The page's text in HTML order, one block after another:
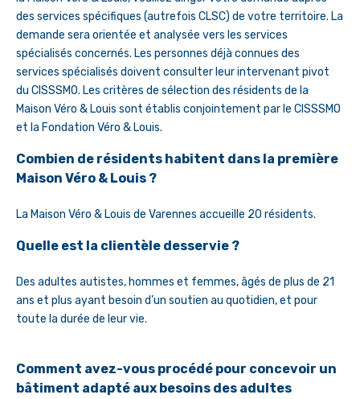
des services spécifiques (autrefois CLSC) de votre territoire. La
demande sera orientée et analysée vers les services
spécialisés concernés. Les personnes déjà connues des
services spécialisés doivent consulter leur intervenant pivot
du CISSSMO. Les critères de sélection des résidents de la
Maison Véro & Louis sont établis conjointement par le CISSSMO
et la Fondation Véro & Louis.
Combien de résidents habitent dans la première
Maison Véro & Louis ?
La Maison Véro & Louis de Varennes accueille 20 résidents.
Quelle est la clientèle desservie ?
Des adultes autistes, hommes et femmes, âgés de plus de 21
ans et plus ayant besoin d’un soutien au quotidien, et pour
toute la durée de leur vie.
Comment avez-vous procédé pour concevoir un
bâtiment adapté aux besoins des adultes